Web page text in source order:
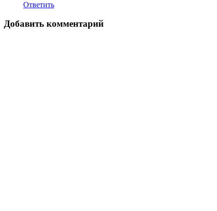
Ответить
Добавить комментарий